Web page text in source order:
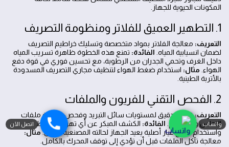
المكونات الحيوية للجهاز.
1. التطهير العميق للفلاتر ومنظومة التصريف
التعريف: معالجة الفلاتر بمواد متخصصة وتسليك خراطيم التصريف
لضمان انسيابية المياه. الفائدة: تمنع هذه الخطوة ظاهرة تسريب المياه
داخل الغرف وتحمي الجدران من الرطوبة، مع تحسين فوري في قوة دفع
الهواء. مثال: استخدام ضغط الهواء لتنظيف مجاري التصريف المسدودة
بالأتربة الطينية.
2. الفحص التقني للفريون والملفات
التعريف:قياس دقيق لمستويات سائل التبريد وفحص سلامة ملفات
النحاس والألمنيوم. الفائدة: الكشف المبكر عن أي تهريب بسيط
واستخدام قطع غيار أصلية يعيد الجهاز لحالته المصنعية الأولى.مثال:
معالجة تآكل الملفات قبل أن تؤدي إلى توقف المحرك بالكامل.
واتساب اتصل الآن